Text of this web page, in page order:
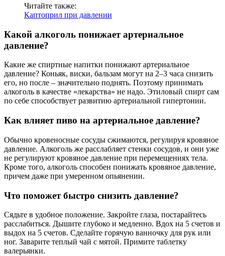
Читайте также:
Каптоприл при давлении
Какой алкоголь понижает артериальное
давление?
Какие же спиртные напитки понижают артериальное
давление? Коньяк, виски, бальзам могут на 2–3 часа снизить
его, но после – значительно поднять. Поэтому принимать
алкоголь в качестве «лекарства» не надо. Этиловый спирт сам
по себе способствует развитию артериальной гипертонии.
Как влияет пиво на артериальное давление?
Обычно кровеносные сосуды сжимаются, регулируя кровяное
давление. Алкоголь же расслабляет стенки сосудов, и они уже
не регулируют кровяное давление при перемещениях тела.
Кроме того, алкоголь способен понижать кровяное давление,
причем даже при умеренном опьянении.
Что поможет быстро снизить давление?
Сядьте в удобное положение. Закройте глаза, постарайтесь
расслабиться. Дышите глубоко и медленно. Вдох на 5 счетов и
выдох на 5 счетов. Сделайте горячую ванночку для рук или
ног. Заварите теплый чай с мятой. Примите таблетку
валерьянки.